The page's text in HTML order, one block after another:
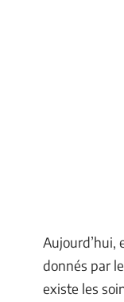
Aujourd’hui,
donnés par
existe les